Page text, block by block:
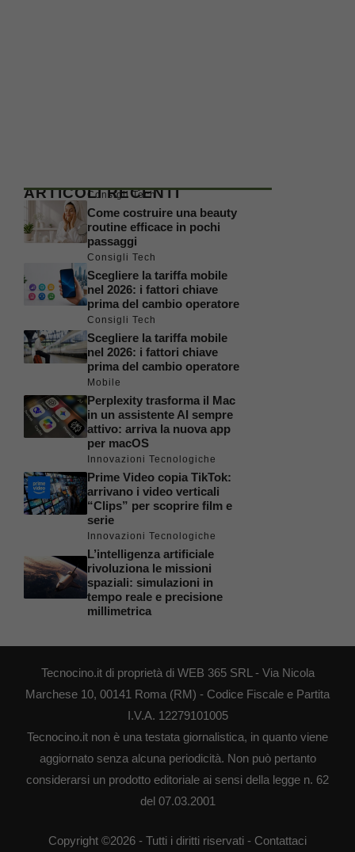
ARTICOLI RECENTI
Consigli Tech
Come costruire una beauty
routine efficace in pochi
passaggi
Consigli Tech
Scegliere la tariffa mobile
nel 2026: i fattori chiave
prima del cambio operatore
Consigli Tech
Scegliere la tariffa mobile
nel 2026: i fattori chiave
prima del cambio operatore
Mobile
Perplexity trasforma il Mac
in un assistente AI sempre
attivo: arriva la nuova app
per macOS
Innovazioni Tecnologiche
Prime Video copia TikTok:
arrivano i video verticali
“Clips” per scoprire film e
serie
Innovazioni Tecnologiche
L’intelligenza artificiale
rivoluziona le missioni
spaziali: simulazioni in
tempo reale e precisione
millimetrica
Tecnocino.it di proprietà di WEB 365 SRL - Via Nicola
Marchese 10, 00141 Roma (RM) - Codice Fiscale e Partita
I.V.A. 12279101005
Tecnocino.it non è una testata giornalistica, in quanto viene
aggiornato senza alcuna periodicità. Non può pertanto
considerarsi un prodotto editoriale ai sensi della legge n. 62
del 07.03.2001
Copyright ©2026 - Tutti i diritti riservati - Contattaci